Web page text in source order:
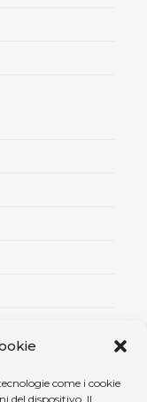
come i cookie
del dispositivo. Il